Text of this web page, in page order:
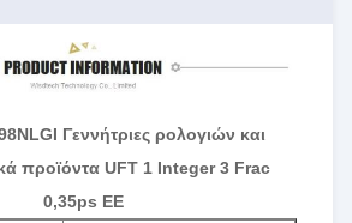
Γεννήτριες ρολογιών και
προϊόντα UFT 1 Integer 3 Frac
0,35ps EE